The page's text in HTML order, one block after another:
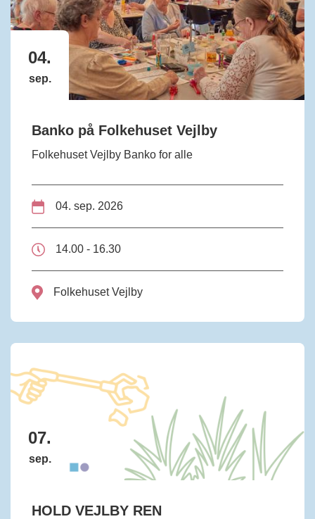
04.
sep.
Banko på Folkehuset Vejlby
Folkehuset Vejlby Banko for alle
04. sep. 2026
14.00 - 16.30
Folkehuset Vejlby
07.
sep.
HOLD VEJLBY REN